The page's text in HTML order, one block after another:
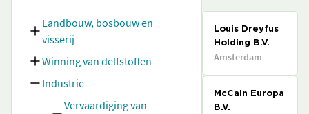
Landbouw, bosbouw en
visserij
Winning van delfstoffen
Industrie
Vervaardiging van
Louis Dreyfus
Holding B.V.
Amsterdam
McCain Europa
B.V.